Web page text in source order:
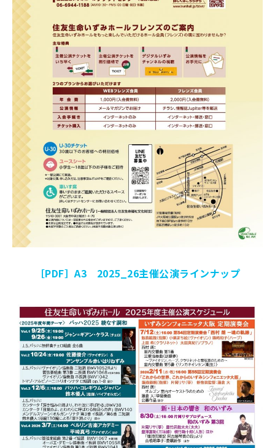
［PDF］A3 2025_26主催公演ラインナップ